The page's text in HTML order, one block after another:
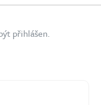
přihlášen.